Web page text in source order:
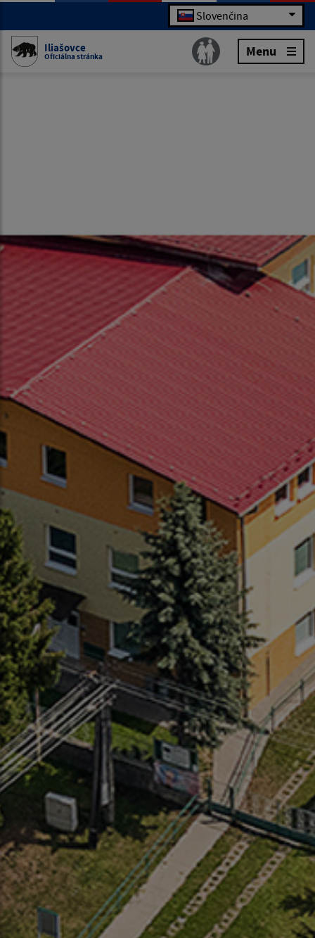
Slovenčina
Iliašovce
Oficiálna stránka Menu